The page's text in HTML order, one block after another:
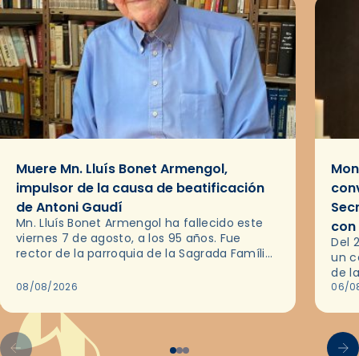
Muere Mn. Lluís Bonet Armengol,
impulsor de la causa de beatificación
de Antoni Gaudí
Mn. Lluís Bonet Armengol ha fallecido este
viernes 7 de agosto, a los 95 años. Fue
rector de la parroquia de la Sagrada Família
08/08/2026
Del
un
de
en
06/